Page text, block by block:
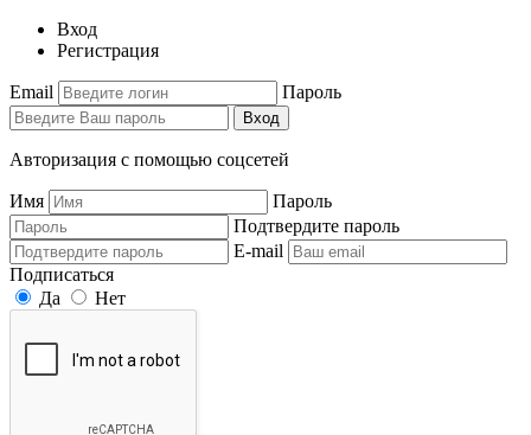
Вход
Регистрация
Email Пароль
Вход
Авторизация с помощью соцсетей
Имя
Пароль
Подтвердите пароль
E-mail
Подписаться
Да
Нет